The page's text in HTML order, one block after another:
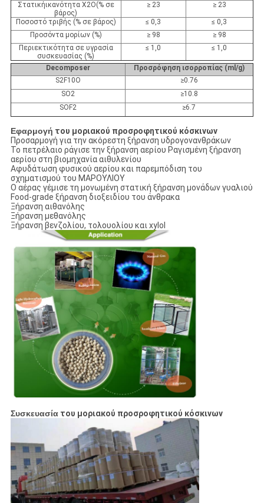
ΣτατικήικανότηταΧ2Ο(% σε
βάρος)
≥23 ≥23
Ποσοστότριβής (% σε βάρος) ≤ 0,3 ≤ 0,3
Προσόνταμορίων (%) ≥98 ≥98
Περιεκτικότητα σε υγρασία
συσκευασίας (%)
≤ 1,0 ≤ 1,0
Decomposer
Προσρόφηση ισορροπίας (ml/g)
S2F10O
≥0.76
SO2
≥10.8
SOF2
≥6.7
Εφαρμογή του μοριακού προσροφητικού κόσκινων
Προσαρμογή για την ακόρεστη ξήρανση υδρογονανθράκων
Το πετρέλαιο ράγισε την ξήρανση αερίου Ραγισμένη ξήρανση
αερίου στη βιομηχανία αιθυλενίου
Αφυδάτωση φυσικού αερίου και παρεμπόδιση του
σχηματισμού του ΜΑΡΟΥΛΙΟΥ
Ο αέρας γέμισε τη μονωμένη στατική ξήρανση μονάδων γυαλιού
Food-grade ξήρανση διοξειδίου του άνθρακα
Ξήρανση αιθανόλης
Ξήρανση μεθανόλης
Ξήρανση βενζολίου, τολουολίου και xylol
Συσκευασίατου μοριακού προσροφητικού κόσκινων